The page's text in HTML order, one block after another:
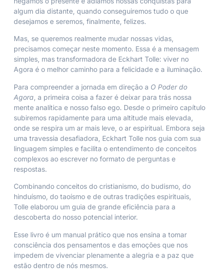
algum dia distante, quando conseguiremos tudo o que
desejamos e seremos, finalmente, felizes.
Mas, se queremos realmente mudar nossas vidas,
precisamos começar neste momento. Essa é a mensagem
simples, mas transformadora de Eckhart Tolle: viver no
Agora é o melhor caminho para a felicidade e a iluminação.
Para compreender a jornada em direção a O Poder do
Agora , a primeira coisa a fazer é deixar para trás nossa
mente analítica e nosso falso ego. Desde o primeiro capítulo
subiremos rapidamente para uma altitude mais elevada,
onde se respira um ar mais leve, o ar espiritual. Embora seja
uma travessia desafiadora, Eckhart Tolle nos guia com sua
linguagem simples e facilita o entendimento de conceitos
complexos ao escrever no formato de perguntas e
respostas.
Combinando conceitos do cristianismo, do budismo, do
hinduísmo, do taoísmo e de outras tradições espirituais,
Tolle elaborou um guia de grande eficiência para a
descoberta do nosso potencial interior.
Esse livro é um manual prático que nos ensina a tomar
consciência dos pensamentos e das emoções que nos
impedem de vivenciar plenamente a alegria e a paz que
estão dentro de nós mesmos.